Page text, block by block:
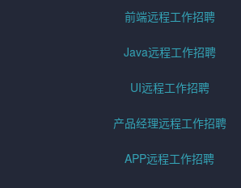
前端远程工作招聘
Java远程工作招聘
UI远程工作招聘
产品经理远程工作招聘
APP远程工作招聘